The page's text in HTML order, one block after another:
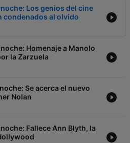
Los genios del cine
condenados al olvido
Homenaje a Manolo
la Zarzuela
Se acerca el nuevo
Nolan
Fallece Ann Blyth, la